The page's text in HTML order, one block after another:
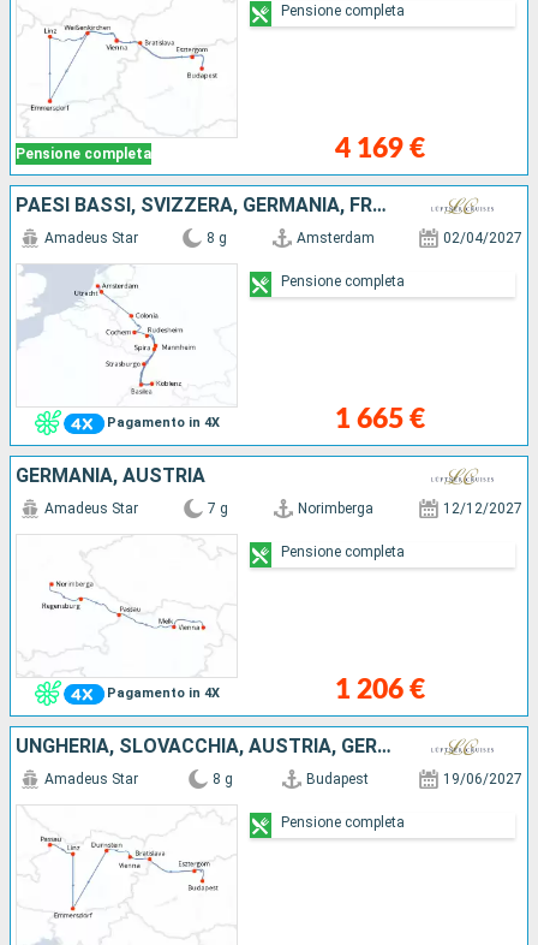
Pensione completa 4 169 €
Pensione completa
PAESI BASSI, SVIZZERA, GERMANIA, FRANCIA
Pagamento in 4X
Amadeus Star 8 g Amsterdam 02/04/2027
1 665 €
Pensione completa
GERMANIA, AUSTRIA
Pagamento in 4X
Amadeus Star 7 g Norimberga 12/12/2027
1 206 €
Pensione completa
UNGHERIA, SLOVACCHIA, AUSTRIA, GERMANIA
Amadeus Star 8 g Budapest 19/06/2027
Pensione completa